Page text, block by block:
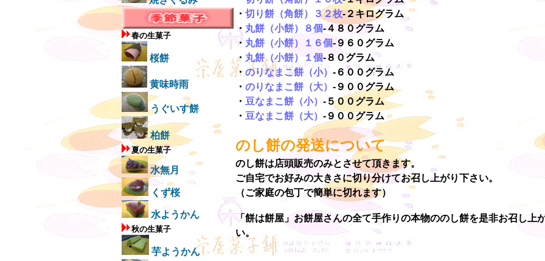
・ 切り餅（角餅）３２枚-２キログラム
・ 丸餅（小餅）８個-４８０グラム
・ 丸餅（小餅）１６個-９６０グラム
・ 丸餅（小餅）１個-８０グラム
・ のりなまこ餅（小） -６００グラム
・ のりなまこ餅（大） -９００グラム
・ 豆なまこ餅（小） -５００グラム
・ 豆なまこ餅（大） -９００グラム
のし餅の発送について
のし餅は店頭販売のみとさせて頂きます。
ご自宅でお好みの大きさに切り分けてお召し上がり下さい。
（ご家庭の包丁で簡単に切れます）
「餅は餅屋」お餅屋さんの全て手作りの本物ののし餅を是非お召し上
い。
春の生菓子
桜餅
黄味時雨
うぐいす餅
柏餅
夏の生菓子
水無月
くず桜
水ようかん
秋の生菓子
芋ようかん